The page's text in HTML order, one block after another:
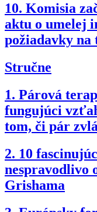
10. Komisia
aktu o umelej
požiadavky
Stručne
1. Párová
fungujúci
tom, či pár
2. 10
nespravodlivo
Grishama